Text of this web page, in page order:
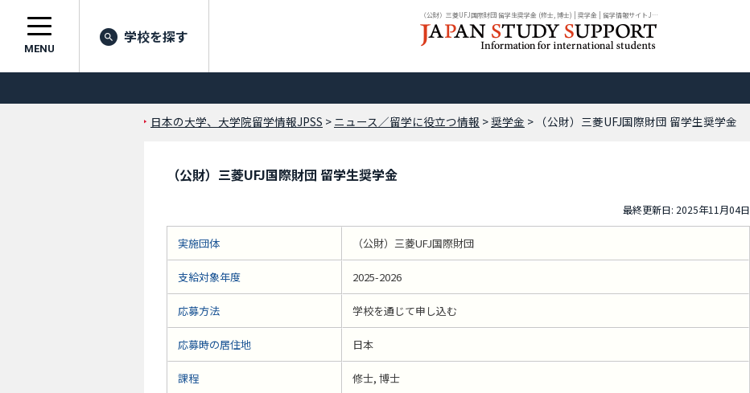
（公財）三菱UFJ国際財団 留学生奨学金 (修士, 博士) | 奨学金 | 留学情報サイトJPSS
MENU
学校を探す
日本の大学、大学院留学情報JPSS > ニュース／留学に役立つ情報 > 奨学金 > （公財）三菱UFJ国際財団 留学生奨学金
（公財）三菱UFJ国際財団 留学生奨学金
最終更新日: 2025年11月04日
実施団体 （公財）三菱UFJ国際財団
支給対象年度 2025-2026
応募方法 学校を通じて申し込む
応募時の居住地 日本
課程 修士, 博士